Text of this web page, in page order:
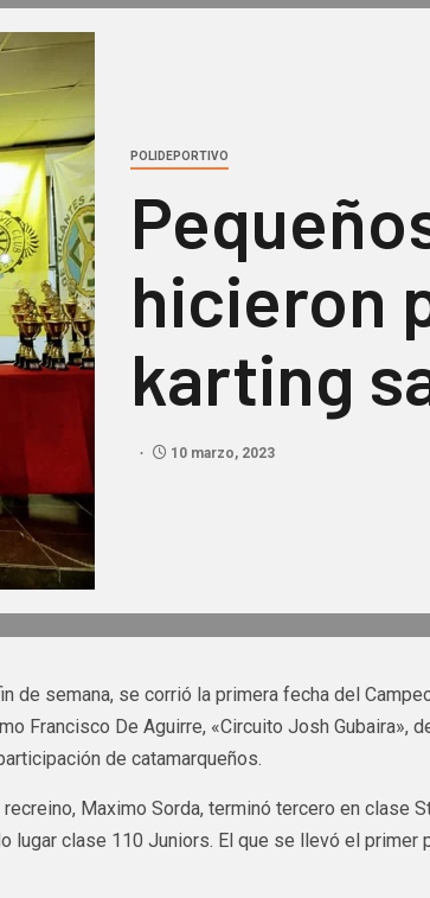
POLIDEPORTIVO
hicieron
karting
10 marzo, 2023
de semana, se corrió la primera fecha del
Francisco De Aguirre, «Circuito Josh Gubaira»,
de catamarqueños.
recreino, Maximo Sorda, terminó tercero en clase
lugar clase 110 Juniors. El que se llevó el primer